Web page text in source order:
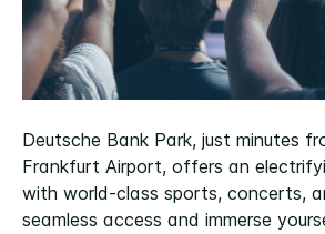
Deutsche Bank Park, just minutes
Frankfurt Airport, offers an
with world-class sports, concerts,
seamless access and immerse